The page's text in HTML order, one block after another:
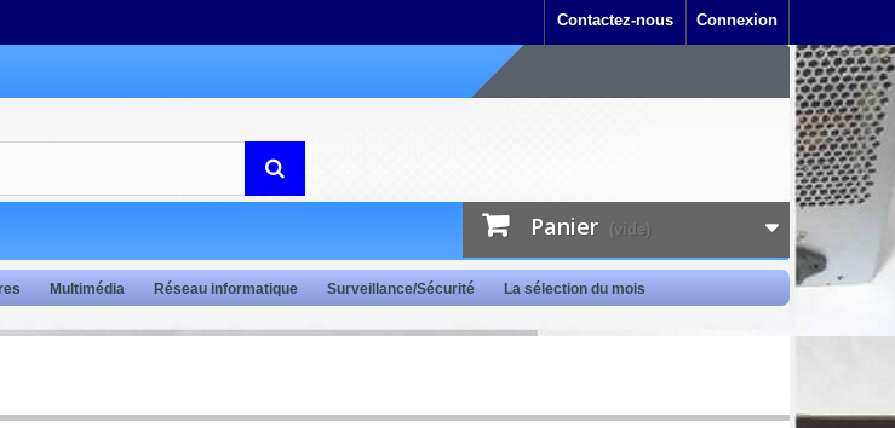
Connexion
Contactez-nous
Panier (vide)
Multimédia Réseau informatique Surveillance/Sécurité La sélection du mois